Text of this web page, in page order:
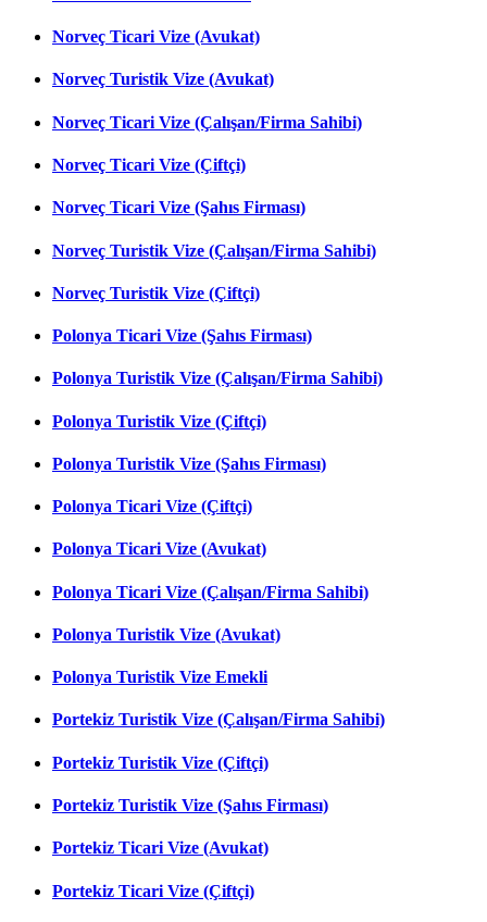
Norveç Ticari Vize (Avukat)
Norveç Turistik Vize (Avukat)
Norveç Ticari Vize (Çalışan/Firma Sahibi)
Norveç Ticari Vize (Çiftçi)
Norveç Ticari Vize (Şahıs Firması)
Norveç Turistik Vize (Çalışan/Firma Sahibi)
Norveç Turistik Vize (Çiftçi)
Polonya Ticari Vize (Şahıs Firması)
Polonya Turistik Vize (Çalışan/Firma Sahibi)
Polonya Turistik Vize (Çiftçi)
Polonya Turistik Vize (Şahıs Firması)
Polonya Ticari Vize (Çiftçi)
Polonya Ticari Vize (Avukat)
Polonya Ticari Vize (Çalışan/Firma Sahibi)
Polonya Turistik Vize (Avukat)
Polonya Turistik Vize Emekli
Portekiz Turistik Vize (Çalışan/Firma Sahibi)
Portekiz Turistik Vize (Çiftçi)
Portekiz Turistik Vize (Şahıs Firması)
Portekiz Ticari Vize (Avukat)
Portekiz Ticari Vize (Çiftçi)